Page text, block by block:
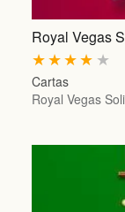
Royal Vegas
★
★
★
★
★
Cartas
Royal Vegas